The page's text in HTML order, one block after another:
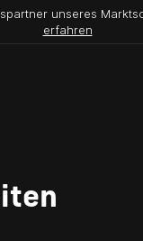
unseres
erfahren